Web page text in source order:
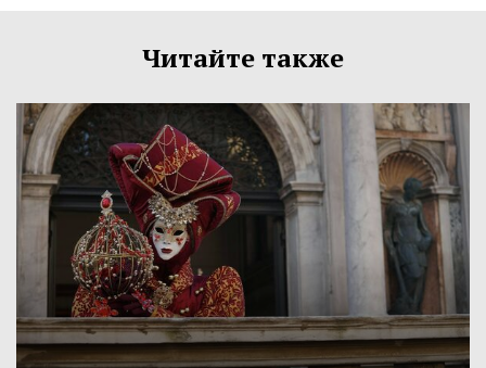
Читайте также